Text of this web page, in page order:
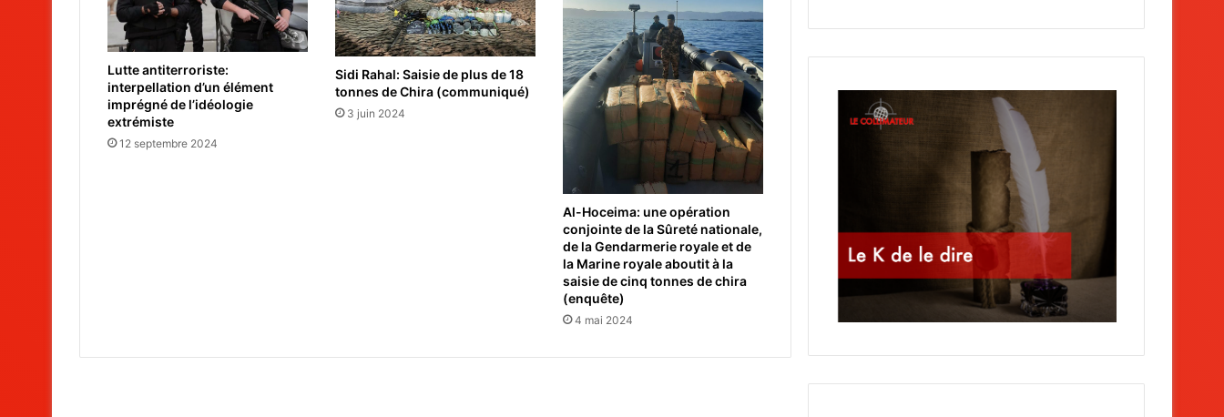
Lutte antiterroriste:
interpellation d’un élément
imprégné de l’idéologie
extrémiste
12 septembre 2024
Sidi Rahal: Saisie de plus de 18
tonnes de Chira (communiqué)
3 juin 2024
Al-Hoceima: une opération
conjointe de la Sûreté nationale,
de la Gendarmerie royale et de
la Marine royale aboutit à la
saisie de cinq tonnes de chira
(enquête)
4 mai 2024